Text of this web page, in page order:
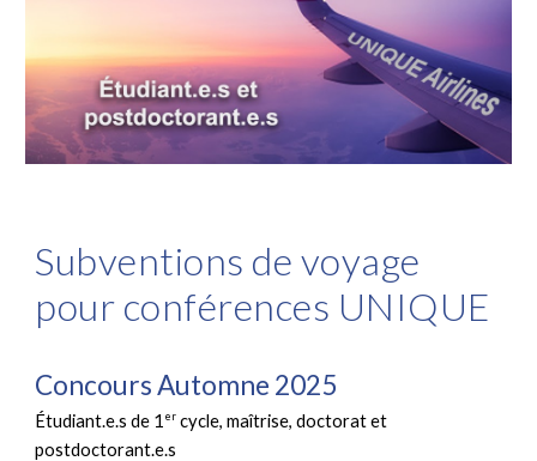
Subventions de voyage
pour conférences UNIQUE
Concours Automne 2025
Étudiant.e.s de 1 er cycle, maîtrise, doctorat et
postdoctorant.e.s